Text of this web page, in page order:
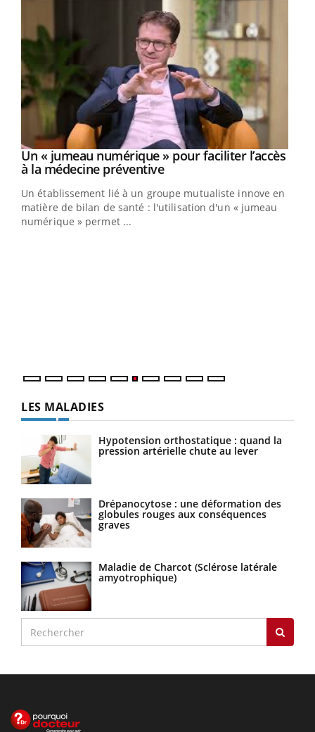
Youtube
Un « jumeau numérique » pour faciliter l’accès
à la médecine préventiveYoutube
Un établissement lié à un groupe mutualiste innove en
matière de bilan de santé : l'utilisation d'un « jumeau
numérique » permet ...
LES MALADIES
Hypotension orthostatique : quand la
pression artérielle chute au lever
Drépanocytose : une déformation des
globules rouges aux conséquences
graves
Maladie de Charcot (Sclérose latérale
amyotrophique)